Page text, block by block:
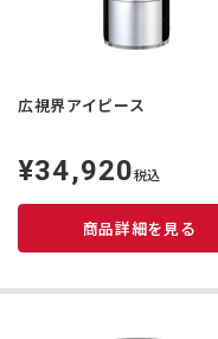
広視界アイピース
定
価
¥34,920税込
商品詳細を見る